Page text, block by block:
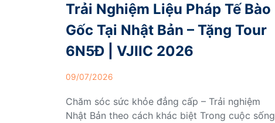
Trải Nghiệm Liệu Pháp Tế Bào
Gốc Tại Nhật Bản – Tặng Tour
6N5Đ | VJIIC 2026
09/07/2026
Chăm sóc sức khỏe đẳng cấp – Trải nghiệm
Nhật Bản theo cách khác biệt Trong cuộc sống